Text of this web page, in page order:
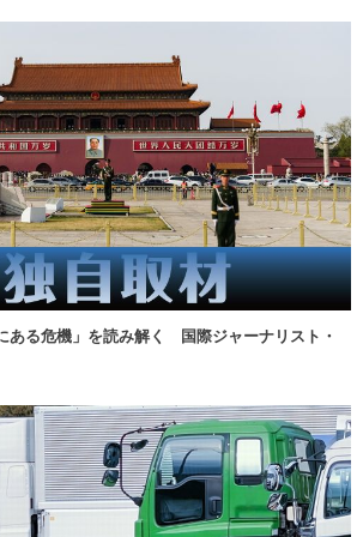
ある危機」を読み解く 国際ジャーナリスト・